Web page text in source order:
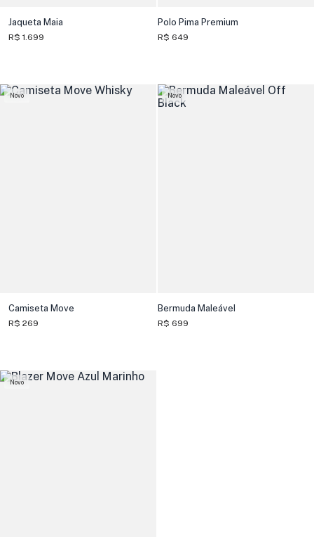
Jaqueta Maia
R$ 1.699
Polo Pima Premium
R$ 649
Novo
Camiseta Move
R$ 269
Novo
Bermuda Maleável
R$ 699
Novo